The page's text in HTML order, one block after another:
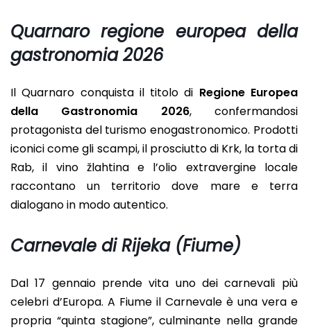
Quarnaro regione europea della
gastronomia 2026
Il Quarnaro conquista il titolo di Regione Europea
della Gastronomia 2026, confermandosi
protagonista del turismo enogastronomico. Prodotti
iconici come gli scampi, il prosciutto di Krk, la torta di
Rab, il vino žlahtina e l’olio extravergine locale
raccontano un territorio dove mare e terra
dialogano in modo autentico.
Carnevale di Rijeka (Fiume)
Dal 17 gennaio prende vita uno dei carnevali più
celebri d’Europa. A Fiume il Carnevale è una vera e
propria “quinta stagione”, culminante nella grande